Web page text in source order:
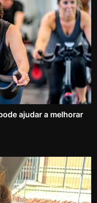
ajudar a melhorar